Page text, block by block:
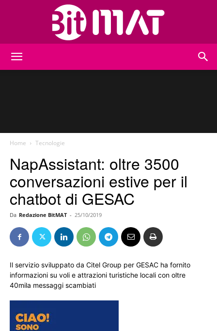
Home Tecnologie
NapAssistant: oltre 3500
conversazioni estive per il
chatbot di GESAC
Da Redazione BitMAT - 25/10/2019
Il servizio sviluppato da Citel Group per GESAC ha fornito
informazioni su voli e attrazioni turistiche locali con oltre
40mila messaggi scambiati